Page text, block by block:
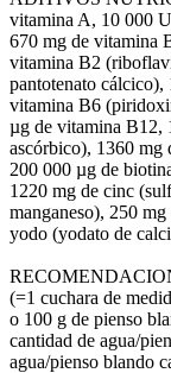
vitamina A, 10 000
670 mg de vitamina
vitamina B2
pantotenato
vitamina B6
µg de vitamina B12,
ascórbico), 1360 mg
200 000 µg de
1220 mg de cinc
manganeso), 250
yodo (yodato de
(=1 cuchara de
o 100 g de pienso
cantidad de agua/
agua/pienso blando